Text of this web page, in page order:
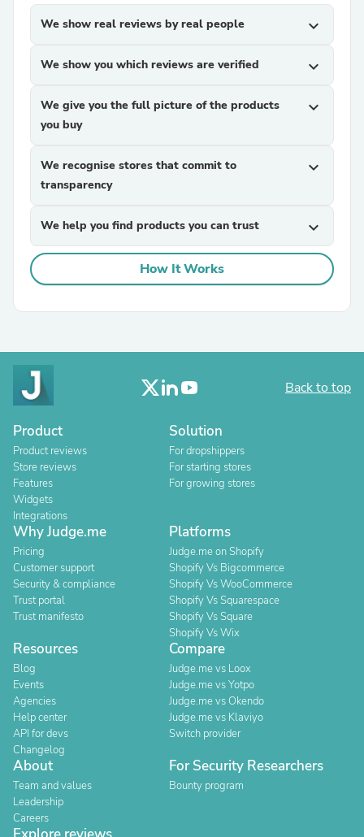
We show real reviews by real people expand_more
We show you which reviews are verified expand_more
We give you the full picture of the products
you buy
expand_more
We recognise stores that commit to
transparency
expand_more
We help you find products you can trust expand_more
How It Works
Back to top
Product
Product reviews
Store reviews
Features
Widgets
Integrations
Solution
For dropshippers
For starting stores
For growing stores
Why Judge.me
Pricing
Customer support
Security & compliance
Trust portal
Trust manifesto
Platforms
Judge.me on Shopify
Shopify Vs Bigcommerce
Shopify Vs WooCommerce
Shopify Vs Squarespace
Shopify Vs Square
Shopify Vs Wix
Resources
Blog
Events
Agencies
Help center
API for devs
Changelog
Compare
Judge.me vs Loox
Judge.me vs Yotpo
Judge.me vs Okendo
Judge.me vs Klaviyo
Switch provider
About
Team and values
Leadership
Careers
For Security Researchers
Bounty program